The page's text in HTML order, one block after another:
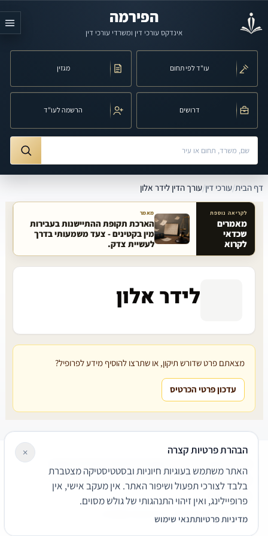
הפירמה
אינדקס עורכי דין ומשרדי עורכי דין
עו"ד לפי תחום מגזין
דרושים הרשמה לעו"ד
חיפוש לפי שם, משרד, תחום משפט או עיר
דף הבית/עורכי דין/עורך הדין לידר אלון
מאמרים קשורים באתר
לקריאה נוספת
מאמרים
שכדאי
לקרוא
מאמר
הארכת תקופת ההתיישנות בעבירות
מין בקטינים - צעד משמעותי בדרך
לעשיית צדק.
לידר אלון
מצאתם פרט שדורש תיקון, או שתרצו להוסיף מידע לפרופיל?
עדכון פרטי הכרטיס
שירותים משפטיים
דרושים צור קשר נגישותפרטיות
תנאי שימוש
© 2026 הפירמה. כל הזכויות שמורות.
הבהרת פרטיות קצרה
האתר משתמש בעוגיות חיוניות ובסטטיסטיקה מצטברת
בלבד לצורכי תפעול ושיפור האתר. אין מעקב אישי, אין
פרופיילינג, ואין זיהוי התנהגותי של גולש מסוים.
מדיניות פרטיותתנאי שימוש
×